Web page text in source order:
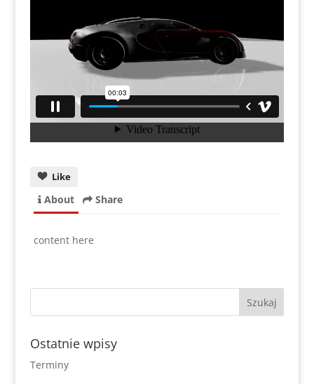
Like
About Share
content here
Ostatnie wpisy
Terminy